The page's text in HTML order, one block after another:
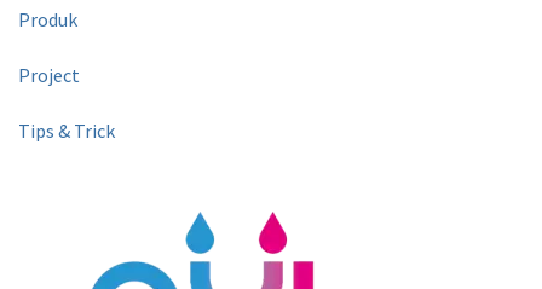
Produk
Project
Tips & Trick